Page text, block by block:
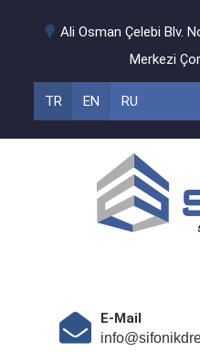
Ali Osman Çelebi Blv.
Merkezi
TR EN RU
E-Mail